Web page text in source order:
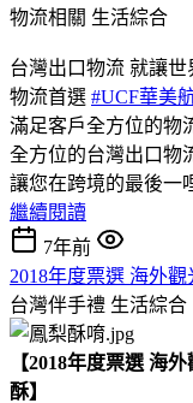
物流相關 生活綜合
台灣出口物流 就讓世
物流首選 #UCF華美
滿足客戶全方位的物
全方位的台灣出口物
讓您在跨境的最後一
繼續閱讀
7年前
2018年度票選 海外
台灣伴手禮 生活綜合
【2018年度票選 海
酥】